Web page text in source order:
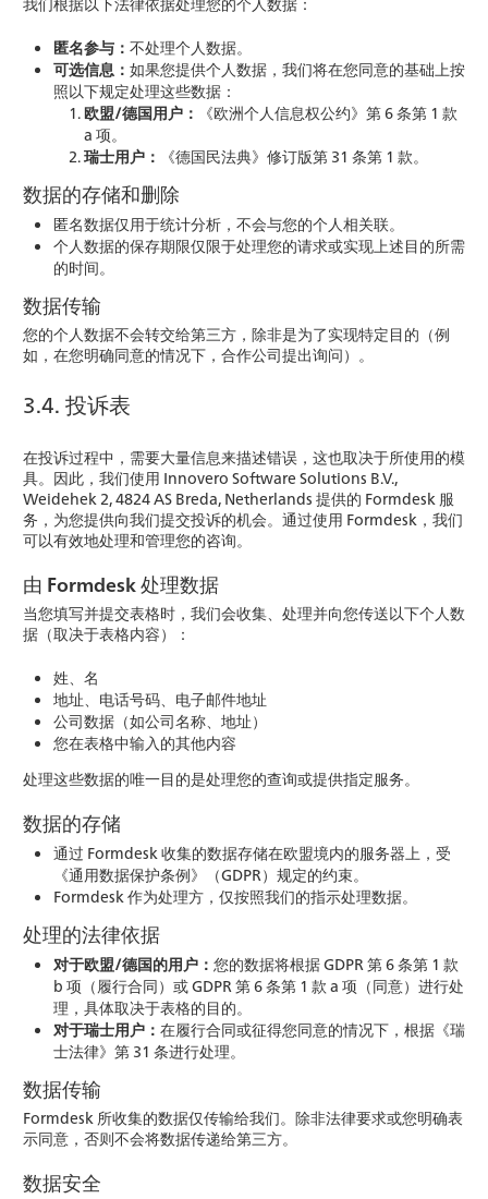
匿名参与： 不处理个人数据。
可选信息： 如果您提供个人数据，我们将在您同意的基础上按
照以下规定处理这些数据：
欧盟/德国用户：
《欧洲个人信息权公约》第 6 条第 1 款
a 项。
瑞士用户：
《德国民法典》修订版第 31 条第 1 款。
数据的存储和删除
匿名数据仅用于统计分析，不会与您的个人相关联。
个人数据的保存期限仅限于处理您的请求或实现上述目的所需
的时间。
数据传输
您的个人数据不会转交给第三方，除非是为了实现特定目的（例
如，在您明确同意的情况下，合作公司提出询问）。
3.4. 投诉表
在投诉过程中，需要大量信息来描述错误，这也取决于所使用的模
具。因此，我们使用 Innovero Software Solutions B.V.,
Weidehek 2, 4824 AS Breda, Netherlands 提供的 Formdesk 服
务，为您提供向我们提交投诉的机会。通过使用 Formdesk，我们
可以有效地处理和管理您的咨询。
由 Formdesk 处理数据
当您填写并提交表格时，我们会收集、处理并向您传送以下个人数
据（取决于表格内容）：
姓、名
地址、电话号码、电子邮件地址
公司数据（如公司名称、地址）
您在表格中输入的其他内容
处理这些数据的唯一目的是处理您的查询或提供指定服务。
数据的存储
通过 Formdesk 收集的数据存储在欧盟境内的服务器上，受
《通用数据保护条例》（GDPR）规定的约束。
Formdesk 作为处理方，仅按照我们的指示处理数据。
处理的法律依据
对于欧盟/德国的用户： 您的数据将根据 GDPR 第 6 条第 1 款
b 项（履行合同）或 GDPR 第 6 条第 1 款 a 项（同意）进行处
理，具体取决于表格的目的。
对于瑞士用户： 在履行合同或征得您同意的情况下，根据《瑞
士法律》第 31 条进行处理。
数据传输
Formdesk 所收集的数据仅传输给我们。除非法律要求或您明确表
示同意，否则不会将数据传递给第三方。
数据安全